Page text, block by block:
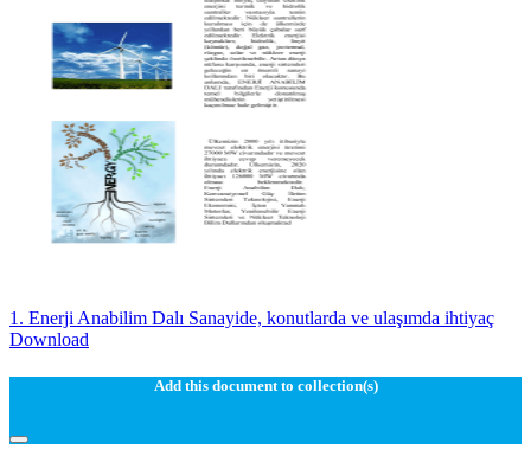
1. Enerji Anabilim Dalı Sanayide, konutlarda ve ulaşımda ihtiyaç
Download
Add this document to collection(s)